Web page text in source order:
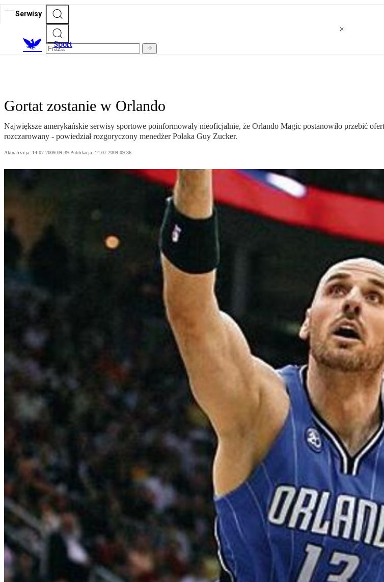
Serwisy
Sport
Gortat zostanie w Orlando
Największe amerykańskie serwisy sportowe poinformowały nieoficjalnie, że Orlando Magic postanowiło przebić
rozczarowany - powiedział rozgoryczony menedżer Polaka Guy Zucker.
Aktualizacja: 14.07.2009 09:39 Publikacja: 14.07.2009 09:36